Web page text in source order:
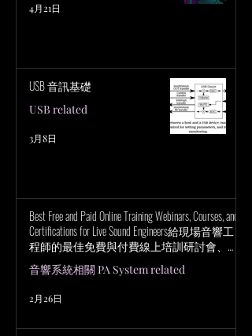
4月21日
USB 音訊基礎
USB related
3月8日
Best Free and Paid Online Training Webinars, Courses, and
Certifications for Live Sound Engineers給現場音響工
程師的最佳免費與付費線上培訓研討會、課
程與認證
音響系統相關 PA System related
2月26日